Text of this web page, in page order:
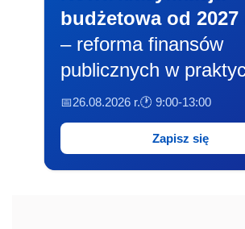
budżetowa od 2027
– reforma finansów
publicznych w
📅26.08.2026 r.🕐 9:00-13:00
Zapisz się